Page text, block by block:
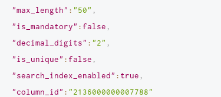
"max_length" : "50" ,
"is_mandatory" : false ,
"decimal_digits" : "2" ,
"is_unique" : false ,
"search_index_enabled" : true ,
"column_id" : "2136000000007788"